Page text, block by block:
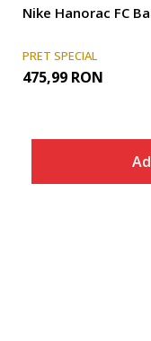
Nike Hanorac FC
PRET SPECIAL
475,99 RON